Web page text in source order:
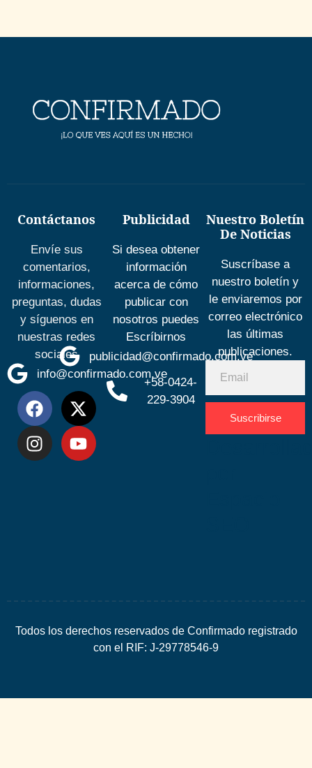
Contáctanos
Envíe sus
comentarios,
informaciones,
preguntas, dudas
y síguenos en
nuestras redes
sociales
info@confirmado.com.ve
Publicidad
Si desea obtener
información
acerca de cómo
publicar con
nosotros puedes
Escríbirnos
publicidad@confirmado.com.ve
+58-0424-
229-3904
Nuestro Boletín
De Noticias
Suscríbase a
nuestro boletín y
le enviaremos por
correo electrónico
las últimas
publicaciones.
Suscribirse
Todos los derechos reservados de Confirmado registrado
con el RIF: J-29778546-9